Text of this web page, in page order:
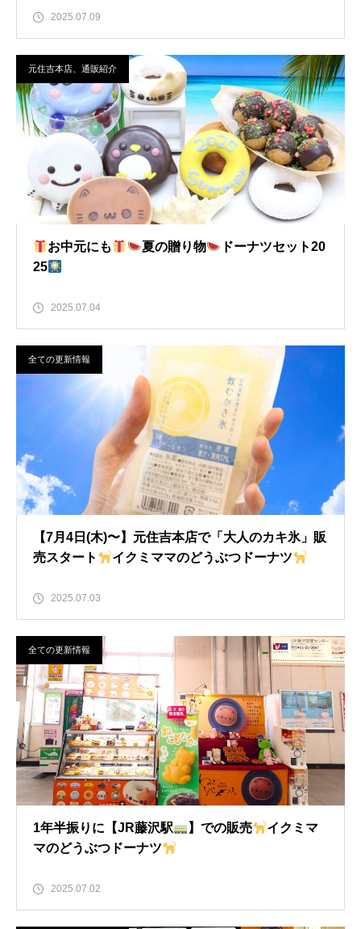
2025.07.09
元住吉本店、通販紹介
お中元にも 夏の贈り物
ドーナツセット20
25
2025.07.04
全ての更新情報
【7月4日(木)〜】元住吉本店で「大人のカキ氷」販
売スタート
イクミママのどうぶつドーナツ
2025.07.03
全ての更新情報
1年半振りに【JR藤沢駅 】での販売
イクミマ
マのどうぶつドーナツ
2025.07.02